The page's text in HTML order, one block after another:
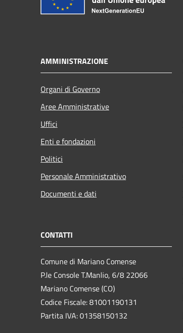
AMMINISTRAZIONE
Organi di Governo
Aree Amministrative
Uffici
Enti e fondazioni
Politici
Personale Amministrativo
Documenti e dati
CONTATTI
Comune di Mariano Comense
P.le Console T.Manlio, 6/8 22066
Mariano Comense (CO)
Codice Fiscale: 81001190131
Partita IVA: 01358150132